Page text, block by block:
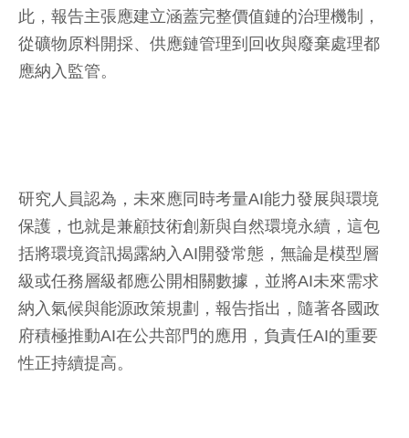
此，報告主張應建立涵蓋完整價值鏈的治理機制，
從礦物原料開採、供應鏈管理到回收與廢棄處理都
應納入監管。
研究人員認為，未來應同時考量AI能力發展與環境
保護，也就是兼顧技術創新與自然環境永續，這包
括將環境資訊揭露納入AI開發常態，無論是模型層
級或任務層級都應公開相關數據，並將AI未來需求
納入氣候與能源政策規劃，報告指出，隨著各國政
府積極推動AI在公共部門的應用，負責任AI的重要
性正持續提高。